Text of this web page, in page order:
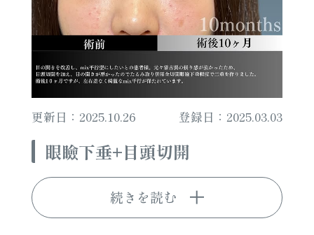
更新日：2025.10.26 登録日：2025.03.03
眼瞼下垂+目頭切開
続きを読む